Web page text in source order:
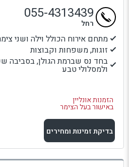
מתחם אירוח הכולל וילה ושני
זוגות, משפחות וקבוצות
בחד נס שברמת הגולן, בסביבה
ולמסלולי טבע
הזמנות אונליין
באישור בעל הצימר
055-4313439
רחל
בדיקת זמינות ומחירים
למתחם זה